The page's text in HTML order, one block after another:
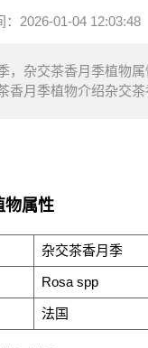
：2026-01-04 12:03:48
，杂交茶香月季植物
香月季植物介绍杂交
物属性
杂交茶香月季
Rosa spp
法国